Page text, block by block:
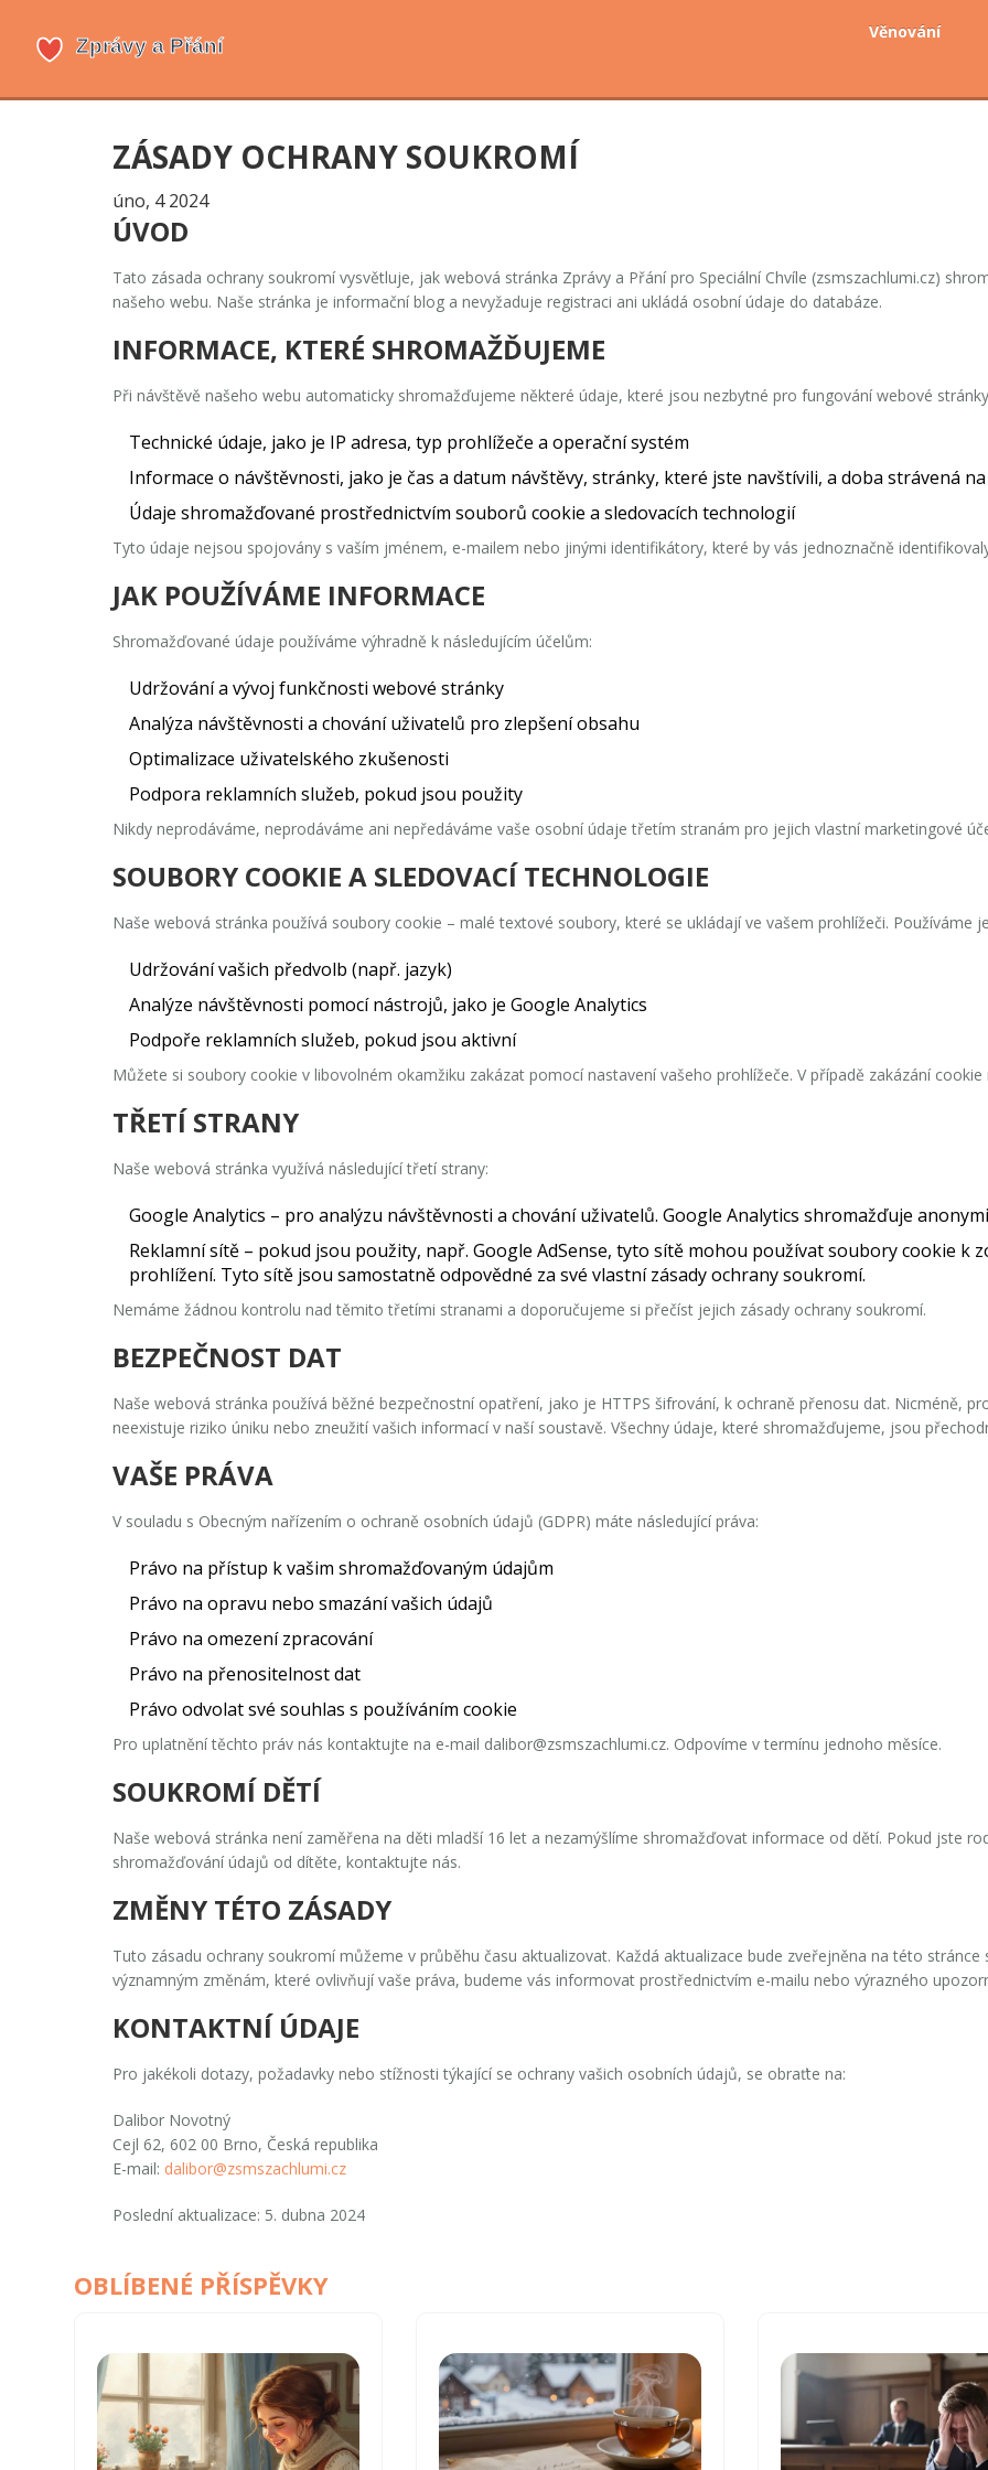
Věnování
ZÁSADY OCHRANY SOUKROMÍ
úno, 4 2024
ÚVOD
Tato zásada ochrany soukromí vysvětluje, jak webová stránka Zprávy a Přání pro Speciální Chvíle (zsmszachlumi.cz)
našeho webu. Naše stránka je informační blog a nevyžaduje registraci ani ukládá osobní údaje do databáze.
INFORMACE, KTERÉ SHROMAŽĎUJEME
Při návštěvě našeho webu automaticky shromažďujeme některé údaje, které jsou nezbytné pro fungování webové
Technické údaje, jako je IP adresa, typ prohlížeče a operační systém
Informace o návštěvnosti, jako je čas a datum návštěvy, stránky, které jste navštívili, a doba strávená
Údaje shromažďované prostřednictvím souborů cookie a sledovacích technologií
Tyto údaje nejsou spojovány s vaším jménem, e-mailem nebo jinými identifikátory, které by vás jednoznačně
JAK POUŽÍVÁME INFORMACE
Shromažďované údaje používáme výhradně k následujícím účelům:
Udržování a vývoj funkčnosti webové stránky
Analýza návštěvnosti a chování uživatelů pro zlepšení obsahu
Optimalizace uživatelského zkušenosti
Podpora reklamních služeb, pokud jsou použity
Nikdy neprodáváme, neprodáváme ani nepředáváme vaše osobní údaje třetím stranám pro jejich vlastní marketingové
SOUBORY COOKIE A SLEDOVACÍ TECHNOLOGIE
Naše webová stránka používá soubory cookie – malé textové soubory, které se ukládají ve vašem prohlížeči. Používáme
Udržování vašich předvolb (např. jazyk)
Analýze návštěvnosti pomocí nástrojů, jako je Google Analytics
Podpoře reklamních služeb, pokud jsou aktivní
Můžete si soubory cookie v libovolném okamžiku zakázat pomocí nastavení vašeho prohlížeče. V případě zakázání
TŘETÍ STRANY
Naše webová stránka využívá následující třetí strany:
Google Analytics – pro analýzu návštěvnosti a chování uživatelů. Google Analytics shromažďuje
Reklamní sítě – pokud jsou použity, např. Google AdSense, tyto sítě mohou používat soubory cookie k
prohlížení. Tyto sítě jsou samostatně odpovědné za své vlastní zásady ochrany soukromí.
Nemáme žádnou kontrolu nad těmito třetími stranami a doporučujeme si přečíst jejich zásady ochrany soukromí.
BEZPEČNOST DAT
Naše webová stránka používá běžné bezpečnostní opatření, jako je HTTPS šifrování, k ochraně přenosu dat. Nicméně,
neexistuje riziko úniku nebo zneužití vašich informací v naší soustavě. Všechny údaje, které shromažďujeme, jsou
VAŠE PRÁVA
V souladu s Obecným nařízením o ochraně osobních údajů (GDPR) máte následující práva:
Právo na přístup k vašim shromažďovaným údajům
Právo na opravu nebo smazání vašich údajů
Právo na omezení zpracování
Právo na přenositelnost dat
Právo odvolat své souhlas s používáním cookie
Pro uplatnění těchto práv nás kontaktujte na e-mail dalibor@zsmszachlumi.cz. Odpovíme v termínu jednoho měsíce.
SOUKROMÍ DĚTÍ
Naše webová stránka není zaměřena na děti mladší 16 let a nezamýšlíme shromažďovat informace od dětí. Pokud jste
shromažďování údajů od dítěte, kontaktujte nás.
ZMĚNY TÉTO ZÁSADY
Tuto zásadu ochrany soukromí můžeme v průběhu času aktualizovat. Každá aktualizace bude zveřejněna na této
významným změnám, které ovlivňují vaše práva, budeme vás informovat prostřednictvím e-mailu nebo výrazného
KONTAKTNÍ ÚDAJE
Pro jakékoli dotazy, požadavky nebo stížnosti týkající se ochrany vašich osobních údajů, se obraťte na:
Dalibor Novotný
Cejl 62, 602 00 Brno, Česká republika
E-mail: dalibor@zsmszachlumi.cz
Poslední aktualizace: 5. dubna 2024
OBLÍBENÉ PŘÍSPĚVKY